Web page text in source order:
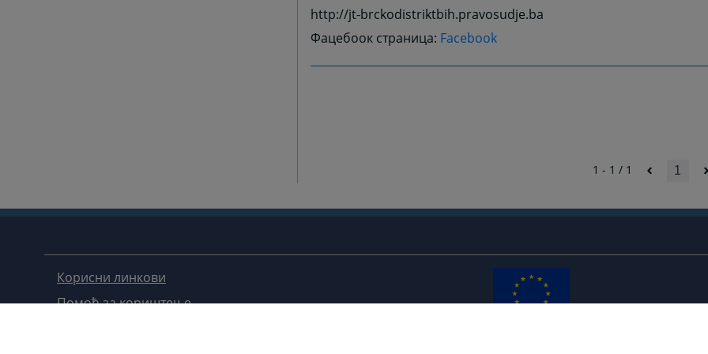
http://jt-brckodistriktbih.pravosudje.ba
Фацебоок страница: Facebook
1 - 1 / 1 1
Корисни линкови
Помоћ за кориштење